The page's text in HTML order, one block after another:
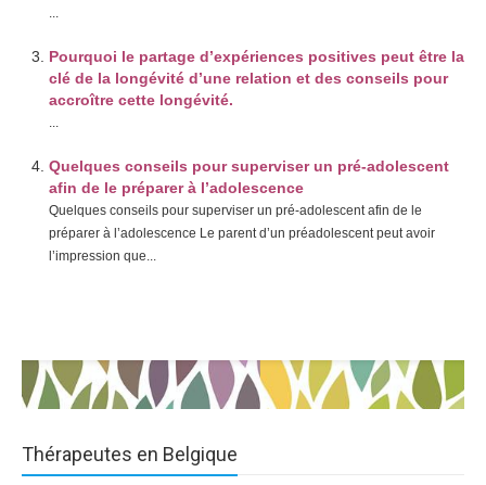
...
Pourquoi le partage d’expériences positives peut être la
clé de la longévité d’une relation et des conseils pour
accroître cette longévité.
...
Quelques conseils pour superviser un pré-adolescent
afin de le préparer à l’adolescence
Quelques conseils pour superviser un pré-adolescent afin de le
préparer à l’adolescence Le parent d’un préadolescent peut avoir
l’impression que...
Thérapeutes en Belgique